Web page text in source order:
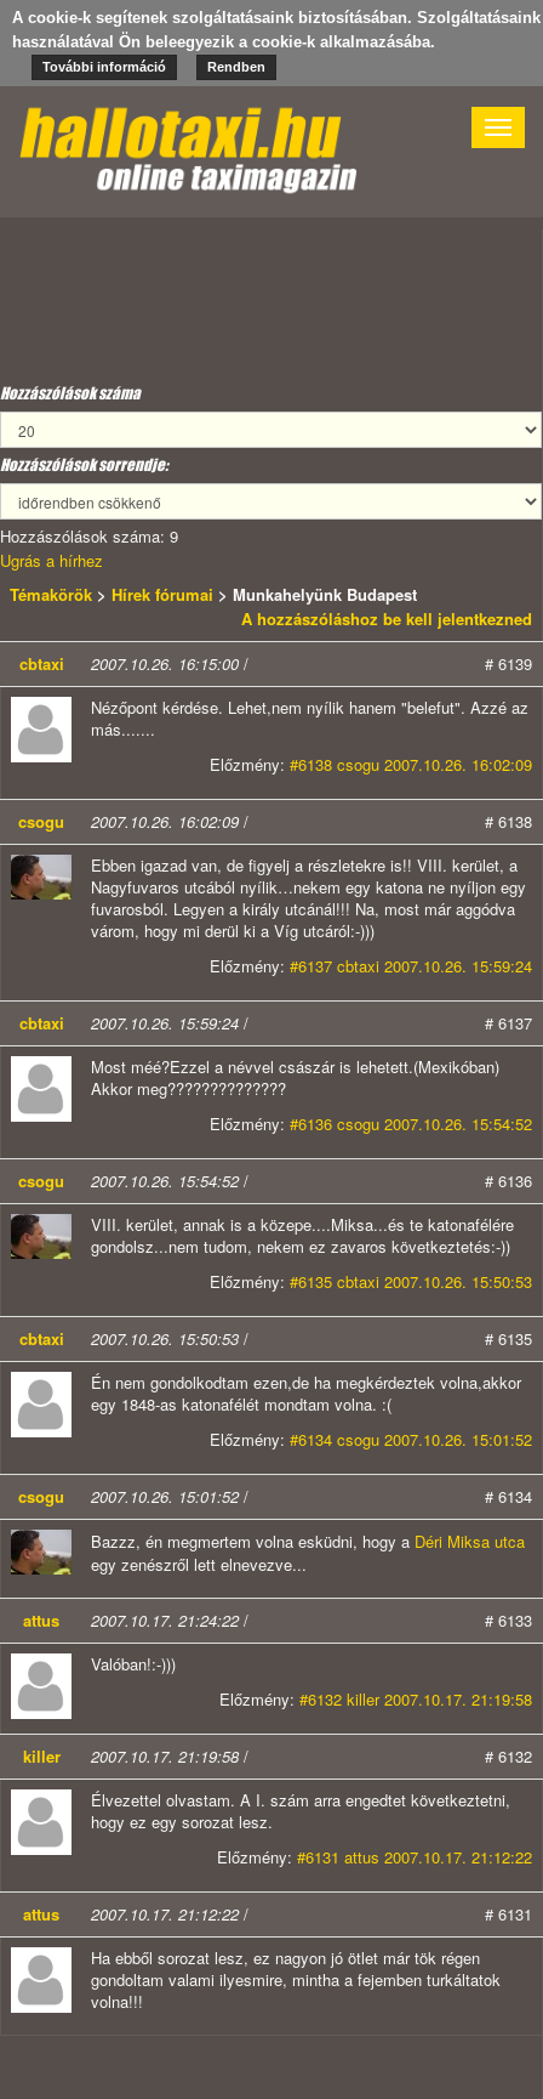
A cookie-k segítenek szolgáltatásaink biztosításában. Szolgáltatásaink
használatával Ön beleegyezik a cookie-k alkalmazásába.
További információ Rendben
Toggle
Hozzászólások száma
Hozzászólások sorrendje:
Hozzászólások száma: 9
Ugrás a hírhez
Témakörök > Hírek fórumai > Munkahelyünk Budapest
A hozzászóláshoz be kell jelentkezned
cbtaxi
2007.10.26. 16:15:00 /
# 6139
Nézőpont kérdése. Lehet,nem nyílik hanem "belefut". Azzé az
más.......
Előzmény: #6138 csogu 2007.10.26. 16:02:09
csogu 2007.10.26. 16:02:09 /
# 6138
Ebben igazad van, de figyelj a részletekre is!! VIII. kerület, a
Nagyfuvaros utcából nyílik…nekem egy katona ne nyíljon egy
fuvarosból. Legyen a király utcánál!!! Na, most már aggódva
várom, hogy mi derül ki a Víg utcáról:-)))
Előzmény: #6137 cbtaxi 2007.10.26. 15:59:24
cbtaxi 2007.10.26. 15:59:24 /
# 6137
Most méé?Ezzel a névvel császár is lehetett.(Mexikóban)
Akkor meg??????????????
Előzmény: #6136 csogu 2007.10.26. 15:54:52
csogu 2007.10.26. 15:54:52/
# 6136
VIII. kerület, annak is a közepe....Miksa...és te katonafélére
gondolsz...nem tudom, nekem ez zavaros következtetés:-))
Előzmény: #6135 cbtaxi 2007.10.26. 15:50:53
cbtaxi 2007.10.26. 15:50:53 /
# 6135
Én nem gondolkodtam ezen,de ha megkérdeztek volna,akkor
egy 1848-as katonafélét mondtam volna. :(
Előzmény: #6134 csogu 2007.10.26. 15:01:52
csogu 2007.10.26. 15:01:52/
# 6134
Bazzz, én megmertem volna esküdni, hogy a Déri Miksa utca
egy zenészről lett elnevezve...
attus 2007.10.17. 21:24:22/
# 6133
Valóban!:-)))
Előzmény: #6132 killer 2007.10.17. 21:19:58
killer 2007.10.17. 21:19:58 /
# 6132
Élvezettel olvastam. A I. szám arra engedtet következtetni,
hogy ez egy sorozat lesz.
Előzmény: #6131 attus 2007.10.17. 21:12:22
attus 2007.10.17. 21:12:22/
# 6131
Ha ebből sorozat lesz, ez nagyon jó ötlet már tök régen
gondoltam valami ilyesmire, mintha a fejemben turkáltatok
volna!!!